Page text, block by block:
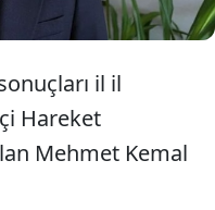
il il
Hareket
Mehmet Kemal